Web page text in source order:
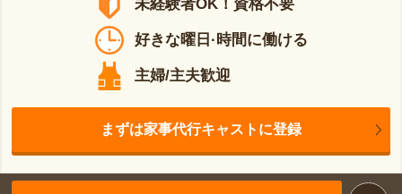
未経験者OK！資格不要
好きな曜日·時間に働ける
主婦/主夫歓迎
まずは家事代行キャストに登録